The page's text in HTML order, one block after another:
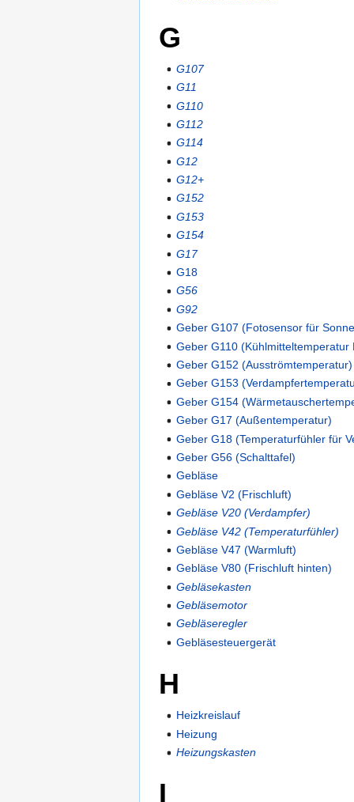
G
G107
G11
G110
G112
G114
G12
G12+
G152
G153
G154
G17
G18
G56
G92
Geber G107 (Fotosensor für
Geber G110 (Kühlmitteltemperatur
Geber G152 (Ausströmtemperatur)
Geber G153
Geber G154
Geber G17 (Außentemperatur)
Geber G18 (Temperaturfühler für
Geber G56 (Schalttafel)
Gebläse
Gebläse V2 (Frischluft)
Gebläse V20 (Verdampfer)
Gebläse V42 (Temperaturfühler)
Gebläse V47 (Warmluft)
Gebläse V80 (Frischluft hinten)
Gebläsekasten
Gebläsemotor
Gebläseregler
Gebläsesteuergerät
H
Heizkreislauf
Heizung
Heizungskasten
I